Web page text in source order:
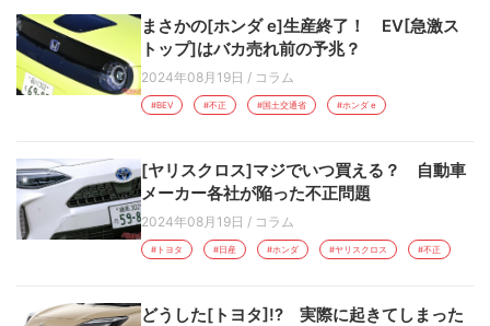
まさかの[ホンダ e]生産終了！ EV[急激ス
トップ]はバカ売れ前の予兆？
2024年08月19日 / コラム
#BEV #不正 #国土交通省 #ホンダ e
[ヤリスクロス]マジでいつ買える？ 自動車
メーカー各社が陥った不正問題
2024年08月19日 / コラム
#トヨタ #日産 #ホンダ #ヤリスクロス #不正
どうした[トヨタ]!? 実際に起きてしまった